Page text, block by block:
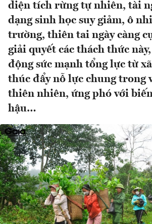
diện tích rừng tự nhiên, tài
dạng sinh học suy giảm, ô
trường, thiên tai ngày càng
giải quyết các thách thức
động sức mạnh tổng lực từ
thúc đẩy nỗ lực chung trong
thiên nhiên, ứng phó với
hậu…